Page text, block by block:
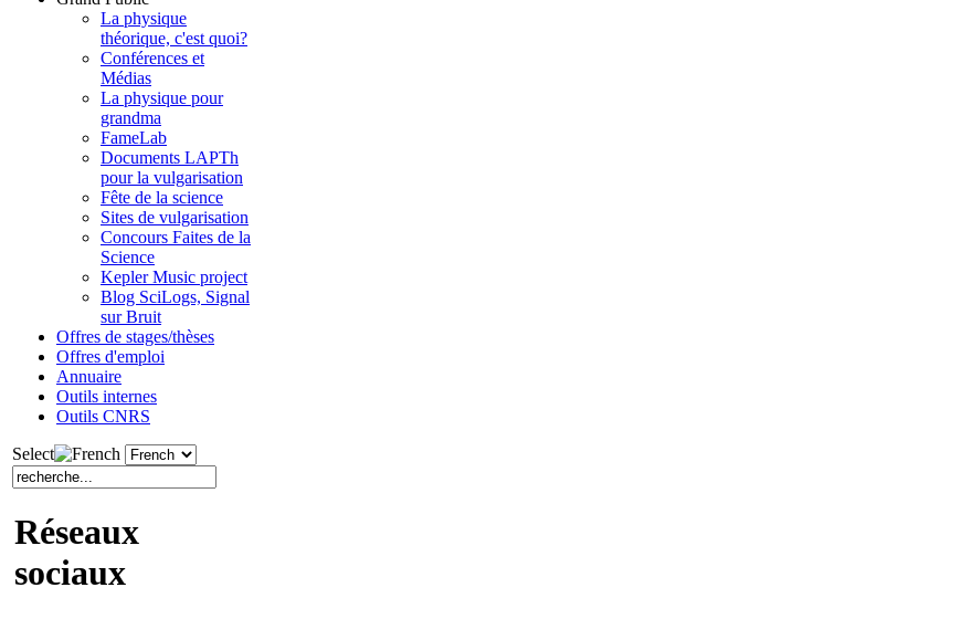
La physique
théorique, c'est quoi?
Conférences et
Médias
La physique pour
grandma
FameLab
Documents LAPTh
pour la vulgarisation
Fête de la science
Sites de vulgarisation
Concours Faites de la
Science
Kepler Music project
Blog SciLogs, Signal
sur Bruit
Offres de stages/thèses
Offres d'emploi
Annuaire
Outils internes
Outils CNRS
Select
Réseaux
sociaux